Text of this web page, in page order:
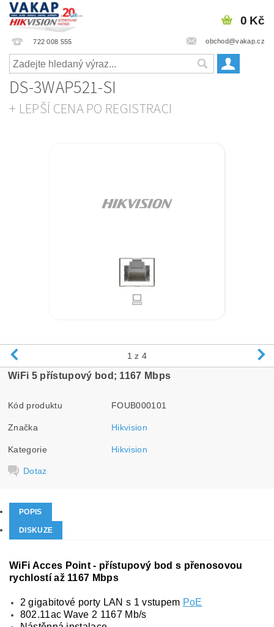
722 008 555 obchod@vakap.cz
0 Kč
DS-3WAP521-SI
+ LEPŠÍ CENA PO REGISTRACI
1 z 4
WiFi 5 přístupový bod; 1167 Mbps
Kód produktu FOUB000101
Značka Hikvision
Kategorie Hikvision
Dotaz
POPIS
DISKUZE
WiFi Acces Point - přístupový bod s přenosovou
rychlostí až 1167 Mbps
2 gigabitové porty LAN s 1 vstupem PoE
802.11ac Wave 2 1167 Mb/s